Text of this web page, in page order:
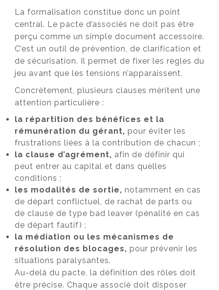
La formalisation constitue donc un point
central. Le pacte d’associés ne doit pas être
perçu comme un simple document accessoire.
C’est un outil de prévention, de clarification et
de sécurisation. Il permet de fixer les règles du
jeu avant que les tensions n’apparaissent.
Concrètement, plusieurs clauses méritent une
attention particulière :
la répartition des bénéfices et la
rémunération du gérant, pour éviter les
frustrations liées à la contribution de chacun ;
la clause d’agrément, afin de définir qui
peut entrer au capital et dans quelles
conditions ;
les modalités de sortie, notamment en cas
de départ conflictuel, de rachat de parts ou
de clause de type bad leaver (pénalité en cas
de départ fautif) ;
la médiation ou les mécanismes de
résolution des blocages, pour prévenir les
situations paralysantes.
Au-delà du pacte, la définition des rôles doit
être précise. Chaque associé doit disposer